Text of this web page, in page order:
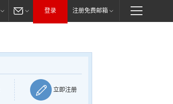
登录 注册免费邮箱
立即注册